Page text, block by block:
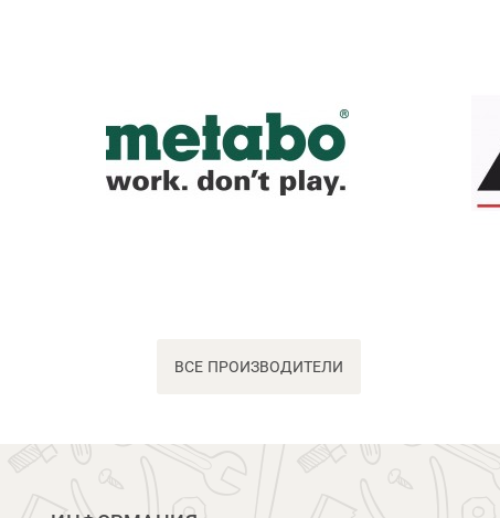
ВСЕ ПРОИЗВОДИТЕЛИ